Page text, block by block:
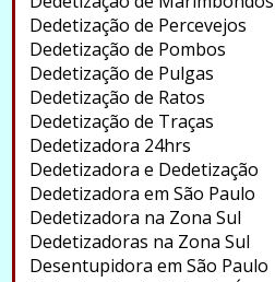
Dedetização de Percevejos
Dedetização de Pombos
Dedetização de Pulgas
Dedetização de Ratos
Dedetização de Traças
Dedetizadora 24hrs
Dedetizadora e Dedetização
Dedetizadora em São Paulo
Dedetizadora na Zona Sul
Dedetizadoras na Zona Sul
Desentupidora em São Paulo